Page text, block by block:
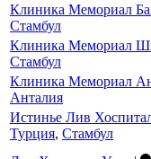
Клиника Мемориал
Стамбул
Клиника Мемориал
Стамбул
Клиника Мемориал
Анталия
Истинье Лив
Турция, Стамбул